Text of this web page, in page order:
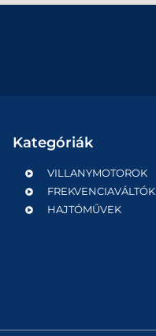
Kategóriák
VILLANYMOTOROK
FREKVENCIAVÁLTÓK
HAJTÓMŰVEK